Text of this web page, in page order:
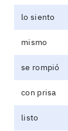
lo siento
mismo
se rompió
con prisa
listo